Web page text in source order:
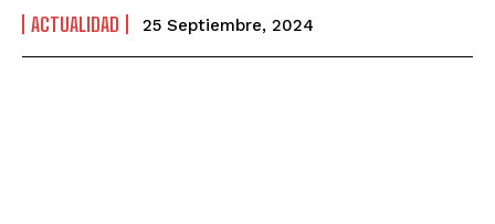
ACTUALIDAD 25 Septiembre, 2024